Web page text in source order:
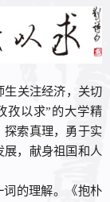
生关注经济，关切
孜以求”的大学精
探索真理，勇于实
，献身祖国和人
词的理解。《抱朴